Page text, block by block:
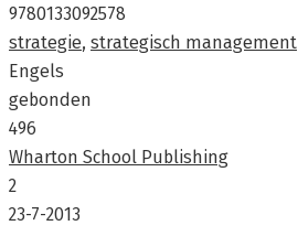
9780133092578
strategie, strategisch management
Engels
gebonden
496
Wharton School Publishing
2
23-7-2013